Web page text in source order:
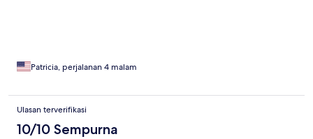
Patricia, perjalanan 4 malam
Ulasan terverifikasi
10/10 Sempurna